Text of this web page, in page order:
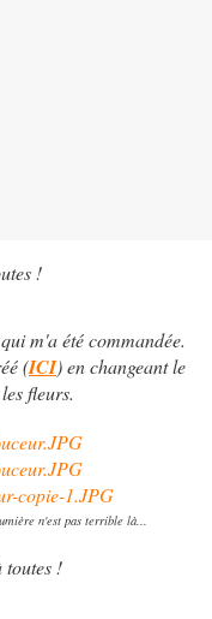
!
m'a été commandée.
(ICI) en changeant le
fleurs.
n'est pas terrible là...
toutes !